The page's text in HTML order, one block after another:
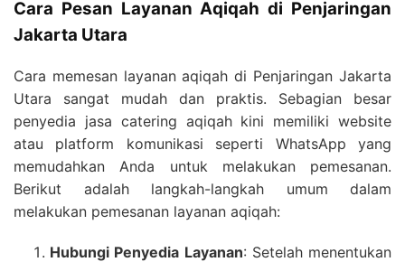
Cara Pesan Layanan Aqiqah di Penjaringan
Jakarta Utara
Cara memesan layanan aqiqah di Penjaringan Jakarta
Utara sangat mudah dan praktis. Sebagian besar
penyedia jasa catering aqiqah kini memiliki website
atau platform komunikasi seperti WhatsApp yang
memudahkan Anda untuk melakukan pemesanan.
Berikut adalah langkah-langkah umum dalam
melakukan pemesanan layanan aqiqah:
Hubungi Penyedia Layanan: Setelah menentukan